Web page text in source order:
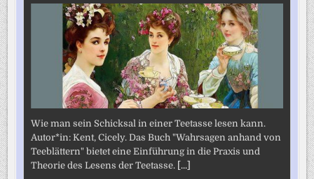
Wie man sein Schicksal in einer Teetasse lesen kann.
Autor*in: Kent, Cicely. Das Buch "Wahrsagen anhand von
Teeblättern" bietet eine Einführung in die Praxis und
Theorie des Lesens der Teetasse. [...]